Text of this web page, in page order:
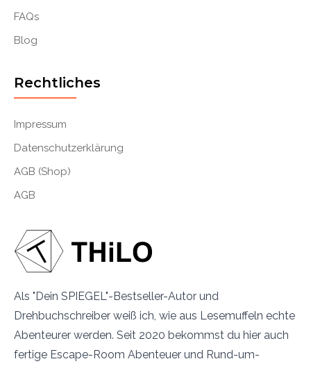
Als "Dein SPIEGEL"-Bestseller-Autor und
Drehbuchschreiber weiß ich, wie aus Lesemuffeln echte
Abenteurer werden. Seit 2020 bekommst du hier auch
fertige Escape-Room Abenteuer und Rund-um-
FAQs
Blog
Rechtliches
Impressum
Datenschutzerklärung
AGB (Shop)
AGB